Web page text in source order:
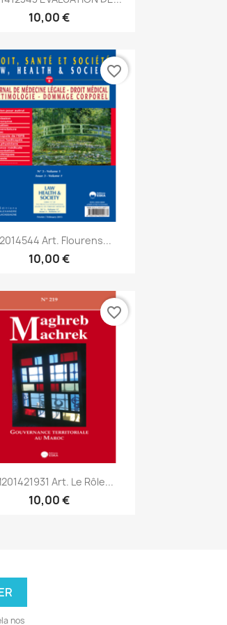
10,00 €
Aperçu rapide
Art. Flourens...
10,00 €
favorite_border
Aperçu rapide
Art. Le Rôle...
10,00 €
favorite_border
nos